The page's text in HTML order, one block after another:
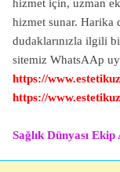
hizmet için, uzman
hizmet sunar. Harika
dudaklarınızla ilgili
sitemiz WhatsAAp
https://
https://
Sağlık Dünyası Ekip